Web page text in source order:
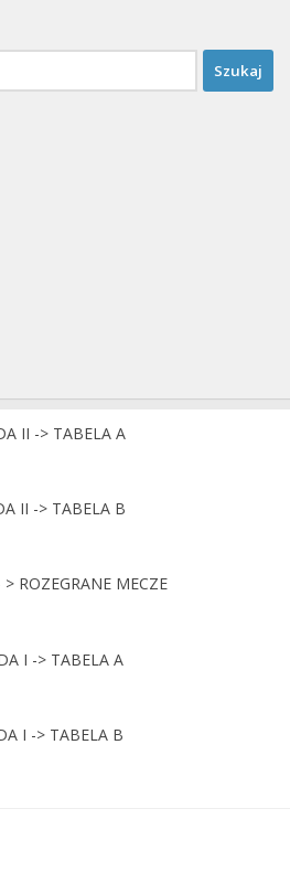
II -> TABELA A
II -> TABELA B
ROZEGRANE MECZE
I -> TABELA A
I -> TABELA B